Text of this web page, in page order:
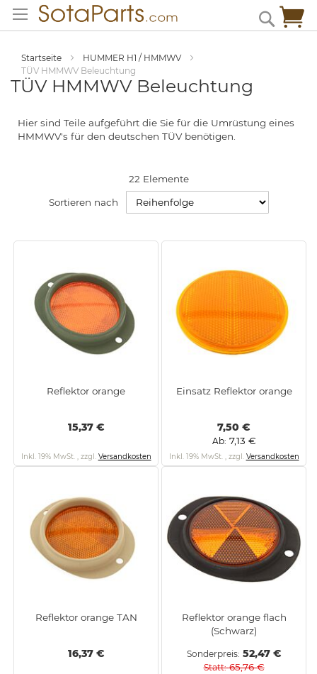
Inhalt
springen
Search
Startseite
HUMMER H1 / HMMWV
TÜV HMMWV Beleuchtung
TÜV HMMWV Beleuchtung
Hier sind Teile aufgeführt die Sie für die Umrüstung eines
HMMWV's für den deutschen TÜV benötigen.
22 Elemente
Sortieren nach
Reflektor orange
15,37 €
Inkl. 19% MwSt. , zzgl. Versandkosten
Einsatz Reflektor orange
7,50 €
Ab 7,13 €
Inkl. 19% MwSt. , zzgl. Versandkosten
Reflektor orange TAN
16,37 €
Reflektor orange flach
(Schwarz)
Sonderpreis 52,47 €
Statt 65,76 €